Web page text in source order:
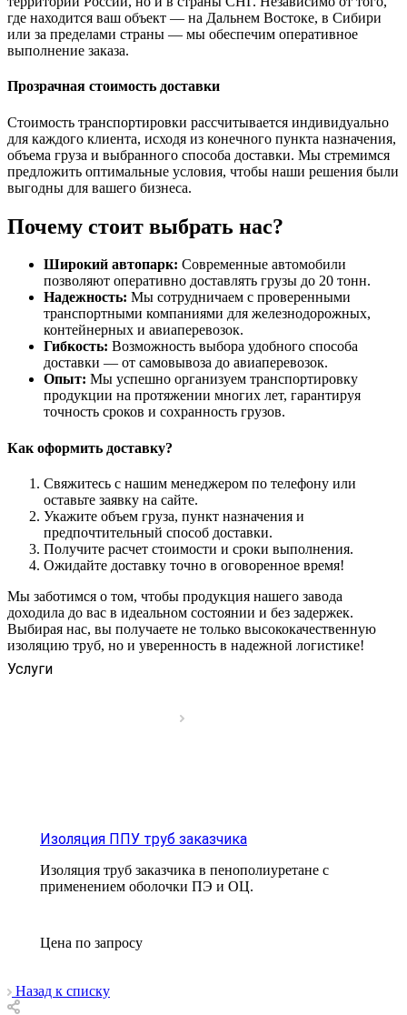
где находится ваш объект — на Дальнем Востоке, в Сибири
или за пределами страны — мы обеспечим оперативное
выполнение заказа.
Прозрачная стоимость доставки
Стоимость транспортировки рассчитывается индивидуально
для каждого клиента, исходя из конечного пункта назначения,
объема груза и выбранного способа доставки. Мы стремимся
предложить оптимальные условия, чтобы наши решения были
выгодны для вашего бизнеса.
Почему стоит выбрать нас?
Широкий автопарк: Современные автомобили
позволяют оперативно доставлять грузы до 20 тонн.
Надежность: Мы сотрудничаем с проверенными
транспортными компаниями для железнодорожных,
контейнерных и авиаперевозок.
Гибкость: Возможность выбора удобного способа
доставки — от самовывоза до авиаперевозок.
Опыт: Мы успешно организуем транспортировку
продукции на протяжении многих лет, гарантируя
точность сроков и сохранность грузов.
Как оформить доставку?
Свяжитесь с нашим менеджером по телефону или
оставьте заявку на сайте.
Укажите объем груза, пункт назначения и
предпочтительный способ доставки.
Получите расчет стоимости и сроки выполнения.
Ожидайте доставку точно в оговоренное время!
Мы заботимся о том, чтобы продукция нашего завода
доходила до вас в идеальном состоянии и без задержек.
Выбирая нас, вы получаете не только высококачественную
изоляцию труб, но и уверенность в надежной логистике!
Услуги
Изоляция ППУ труб заказчика
Изоляция труб заказчика в пенополиуретане с
применением оболочки ПЭ и ОЦ.
Цена по запросу
Назад к списку